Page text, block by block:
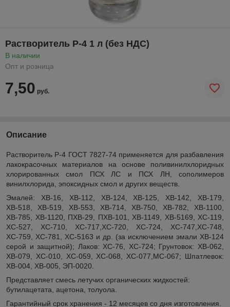
Растворитель Р-4 1 л (без НДС)
В наличии
Опт и розница
7,50 руб.
Описание
Растворитель Р-4 ГОСТ 7827-74 применяется для разбавления
лакокрасочных материалов на основе поливинилхлоридных
хлорированных смол ПСХ ЛС и ПСХ ЛН, сополимеров
винилхлорида, эпоксидных смол и других веществ.
Эмалей: ХВ-16, ХВ-112, ХВ-124, ХВ-125, ХВ-142, ХВ-179,
ХВ-518, ХВ-519, ХВ-553, ХВ-714, ХВ-750, ХВ-782, ХВ-1100,
ХВ-785, ХВ-1120, ПХВ-29, ПХВ-101, ХВ-1149, ХВ-5169, ХС-119,
ХС-527, ХС-710, ХС-717,ХС-720, ХС-724, ХС-747,ХС-748,
ХС-759, ХС-781, ХС-5163 и др. (за исключением эмали ХВ-124
серой и защитной); Лаков: ХС-76, ХС-724; Грунтовок: ХВ-062,
ХВ-079, ХС-010, ХС-059, ХС-068, ХС-077,МС-067; Шпатлевок:
ХВ-004, ХВ-005, ЭП-0020.
Представляет смесь летучих органических жидкостей:
бутилацетата, ацетона, толуола.
Гарантийный срок хранения - 12 месяцев со дня изготовления.